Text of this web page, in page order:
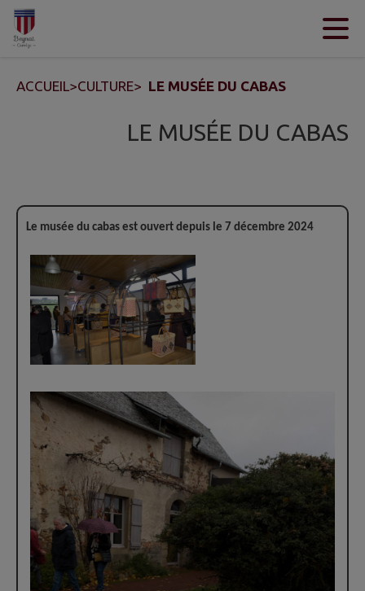
Contenu
ACCUEIL>CULTURE> LE MUSÉE DU CABAS
LE MUSÉE DU CABAS
Le musée du cabas est ouvert depuis le 7 décembre 2024